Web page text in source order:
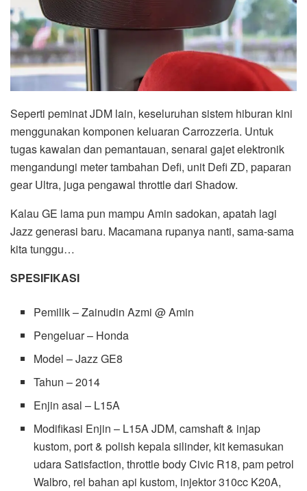
Seperti peminat JDM lain, keseluruhan sistem hiburan kini
menggunakan komponen keluaran Carrozzeria. Untuk
tugas kawalan dan pemantauan, senarai gajet elektronik
mengandungi meter tambahan Defi, unit Defi ZD, paparan
gear Ultra, juga pengawal throttle dari Shadow.
Kalau GE lama pun mampu Amin sadokan, apatah lagi
Jazz generasi baru. Macamana rupanya nanti, sama-sama
kita tunggu…
SPESIFIKASI
Pemilik – Zainudin Azmi @ Amin
Pengeluar – Honda
Model – Jazz GE8
Tahun – 2014
Enjin asal – L15A
Modifikasi Enjin – L15A JDM, camshaft & injap
kustom, port & polish kepala silinder, kit kemasukan
udara Satisfaction, throttle body Civic R18, pam petrol
Walbro, rel bahan api kustom, injektor 310cc K20A,